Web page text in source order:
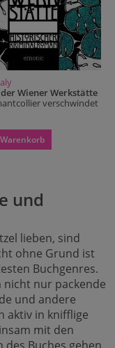
Wiener Werkstätte
verschwindet
und
lieben, sind
ohne Grund ist
Buchgenres.
nicht nur packende
und andere
aktiv in knifflige
mit den